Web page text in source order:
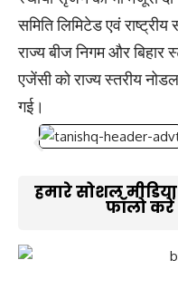
समिति लिमिटेड एवं
राज्य बीज निगम और
एजेंसी को राज्य स्तरीय
गई।
हमारे सोशल
फॉलो करें